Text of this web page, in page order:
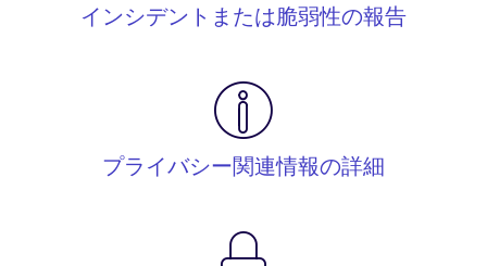
インシデントまたは脆弱性の報告
プライバシー関連情報の詳細